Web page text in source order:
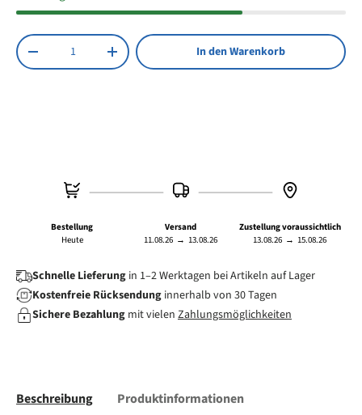
Anzahl
Menge verringernMenge erhöhen In den Warenkorb
Bestellung
Heute
Versand
11.08.26 → 13.08.26
Zustellung voraussichtlich
13.08.26 → 15.08.26
Schnelle Lieferung in 1–2 Werktagen bei Artikeln auf Lager
Kostenfreie Rücksendung innerhalb von 30 Tagen
Sichere Bezahlung mit vielen Zahlungsmöglichkeiten
Beschreibung Produktinformationen